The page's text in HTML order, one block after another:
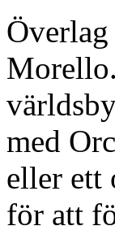
med
eller ett
för att